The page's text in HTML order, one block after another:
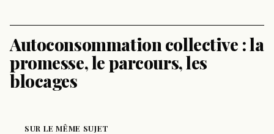
Autoconsommation collective : la
promesse, le parcours, les
blocages
SUR LE MÊME SUJET